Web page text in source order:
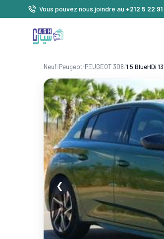
Vous pouvez nous joindre au +212 5 22
Neuf/Peugeot/PEUGEOT 308/1.5 BlueHDi
❮